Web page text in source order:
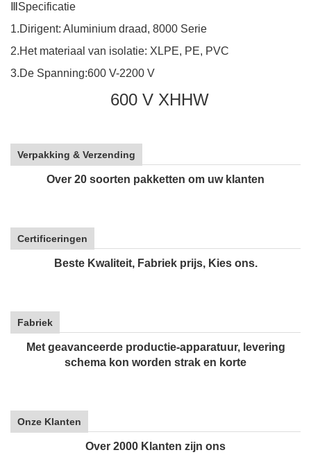
Specificatie
1.Dirigent: Aluminium draad, 8000 Serie
2.Het materiaal van isolatie: XLPE, PE, PVC
3.De Spanning:600 V-2200 V
600 V XHHW
Verpakking & Verzending
Over 20 soorten pakketten om uw klanten
Certificeringen
Beste Kwaliteit, Fabriek prijs, Kies ons.
Fabriek
Met geavanceerde productie-apparatuur, levering
schema kon worden strak en korte
Onze Klanten
Over 2000 Klanten zijn ons